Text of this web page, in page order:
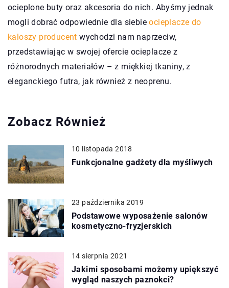
ocieplone buty oraz akcesoria do nich. Abyśmy jednak
mogli dobrać odpowiednie dla siebieocieplacze do
kaloszy producent wychodzi nam naprzeciw,
przedstawiając w swojej ofercie ocieplacze z
różnorodnych materiałów – z miękkiej tkaniny, z
eleganckiego futra, jak również z neoprenu.
Zobacz Również
10 listopada 2018
Funkcjonalne gadżety dla myśliwych
23 października 2019
Podstawowe wyposażenie salonów
kosmetyczno-fryzjerskich
14 sierpnia 2021
Jakimi sposobami możemy upiększyć
wygląd naszych paznokci?